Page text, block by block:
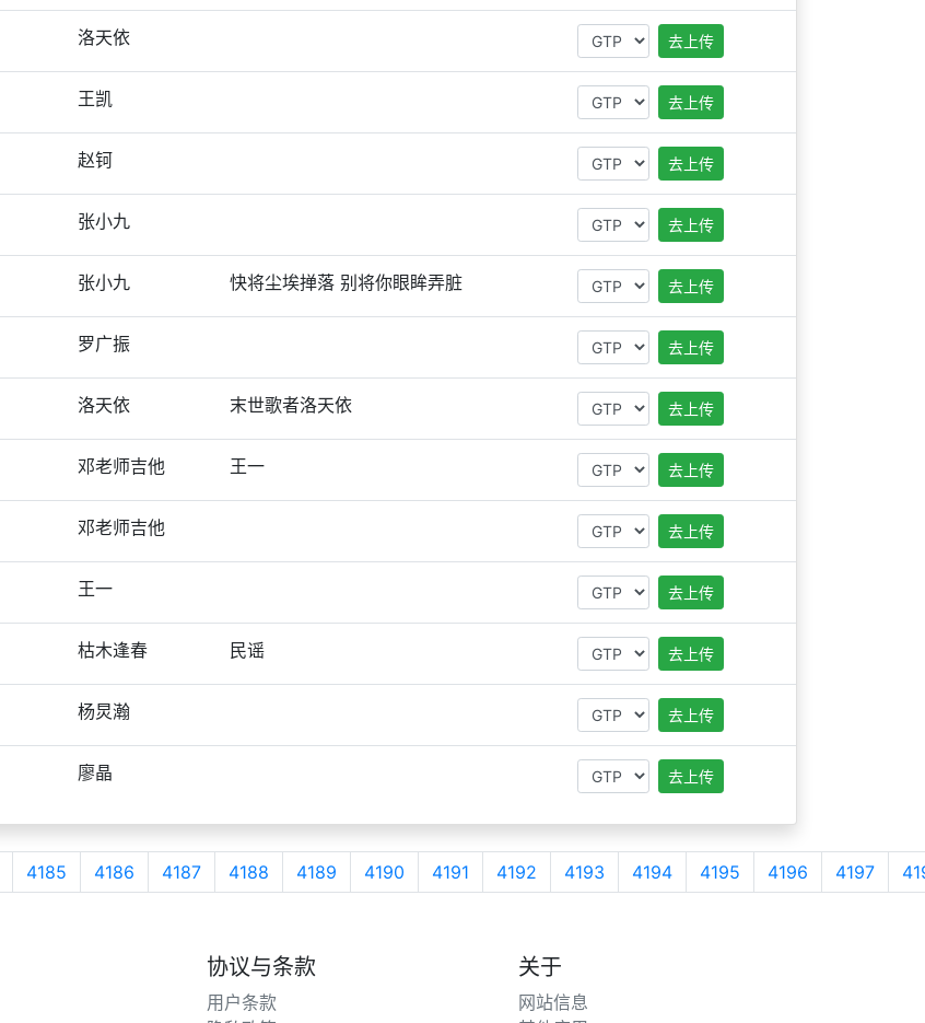
洛天依 去上传
王凯 去上传
赵钶 去上传
张小九 去上传
张小九 快将尘埃掸落 别将你眼眸弄脏 去上传
罗广振 去上传
洛天依 末世歌者洛天依 去上传
邓老师吉他 王一 去上传
邓老师吉他 去上传
王一 去上传
枯木逢春 民谣 去上传
杨炅瀚 去上传
廖晶 去上传
4185 4186 4187 4188 4189 4190 4191 4192 4193 4194 4195 4196 4197
协议与条款
用户条款
关于
网站信息